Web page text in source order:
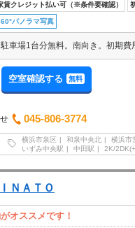
賃クレジット払い可（※条件要確認）
パノラマ写真
空室確認する 無料
045-806-3774
横浜市泉区 和泉中央北 横浜市
いずみ中央駅
中田駅 2K/
ＮＡＴＯ
オススメです！